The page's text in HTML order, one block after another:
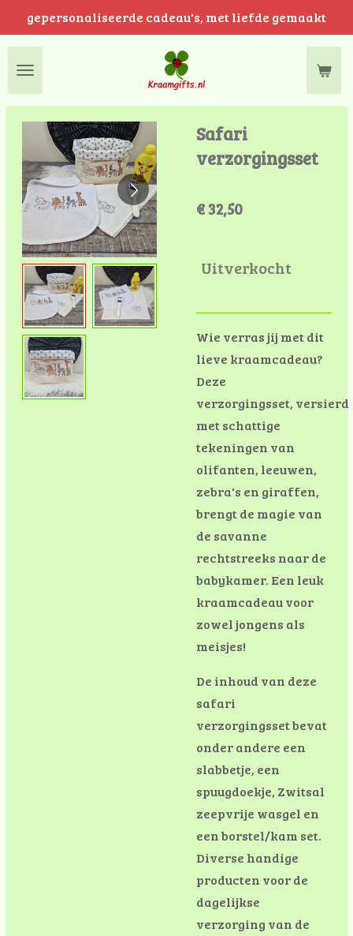
naar
hoofdinhoud
gepersonaliseerde cadeau's, met liefde gemaakt
Safari
verzorgingsset
€ 32,50
Uitverkocht
Wie verras jij met dit
lieve kraamcadeau?
Deze
verzorgingsset, versierd
met schattige
tekeningen van
olifanten, leeuwen,
zebra's en giraffen,
brengt de magie van
de savanne
rechtstreeks naar de
babykamer. Een leuk
kraamcadeau voor
zowel jongens als
meisjes!
De inhoud van deze
safari
verzorgingsset bevat
onder andere een
slabbetje, een
spuugdoekje, Zwitsal
zeepvrije wasgel en
een borstel/kam set.
Diverse handige
producten voor de
dagelijkse
verzorging van de